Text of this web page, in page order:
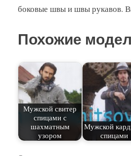
боковые швы и швы рукавов.
Похожие
Мужской свитер
спицами с
шахматным
узором
Мужской
спицами